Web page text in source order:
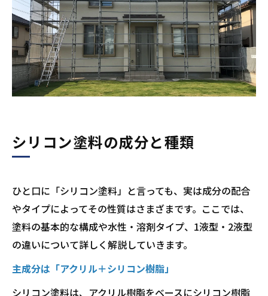
シリコン塗料の成分と種類
ひと口に「シリコン塗料」と言っても、実は成分の配合
やタイプによってその性質はさまざまです。ここでは、
塗料の基本的な構成や水性・溶剤タイプ、1液型・2液型
の違いについて詳しく解説していきます。
主成分は「アクリル＋シリコン樹脂」
シリコン塗料は、アクリル樹脂をベースにシリコン樹脂